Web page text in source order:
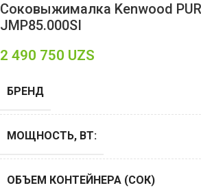
Соковыжималка Kenwood
JMP85.000SI
2 490 750 UZS
БРЕНД
МОЩНОСТЬ, ВТ:
ОБЪЕМ КОНТЕЙНЕРА (СОК)